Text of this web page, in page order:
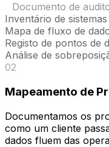
Documento de
Inventário de sistemas
Mapa de fluxo de
Registo de pontos de
Análise de
02
Mapeamento de
Documentamos os
como um cliente
dados fluem das